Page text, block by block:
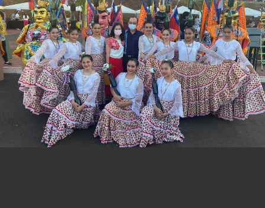
總統與五院院長新春茶敘 盼化分歧為團結、為
國家邁出合作第一步
總統農曆春節談話
台美貿易協議完成簽署達成6大目標、創5大歷史
性突破 總統強調將以3大面向加速臺灣經濟轉型
升級 籲請立院全力支持並盡速通過
臺美簽署「對等貿易協定」確立對等關稅15%且不
疊加 我輸美2072項產品豁免對等關稅
總統接受「法新社」（AFP）專訪內容
外交部長林佳龍於《外交事務》撰文指出：自由
世界 需要台灣，團結合作方能守護繁榮
外交部長林佳龍出席《台灣光華雜誌》50週年慶